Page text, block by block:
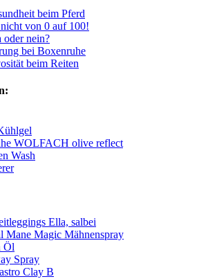
beim Pferd
von 0 auf 100!
oder nein?
bei Boxenruhe
beim Reiten
WOLFACH olive reflect
Wash
Ella, salbei
Magic Mähnenspray
Öl
Spray
Clay B